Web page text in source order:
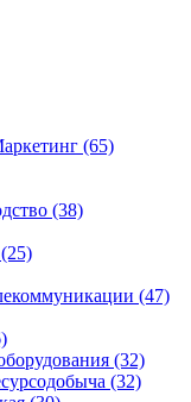
(65)
(38)
(25)
(47)
(32)
(32)